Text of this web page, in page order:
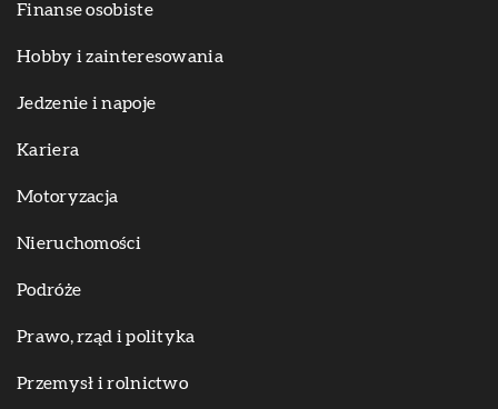
Finanse osobiste
Hobby i zainteresowania
Jedzenie i napoje
Kariera
Motoryzacja
Nieruchomości
Podróże
Prawo, rząd i polityka
Przemysł i rolnictwo